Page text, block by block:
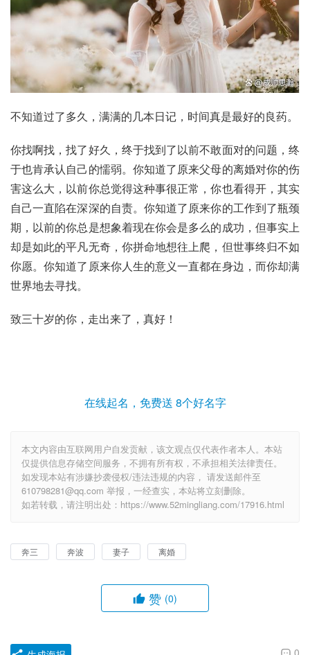
不知道过了多久，满满的几本日记，时间真是最好的良药。
你找啊找，找了好久，终于找到了以前不敢面对的问题，终
于也肯承认自己的懦弱。你知道了原来父母的离婚对你的伤
害这么大，以前你总觉得这种事很正常，你也看得开，其实
自己一直陷在深深的自责。你知道了原来你的工作到了瓶颈
期，以前的你总是想象着现在你会是多么的成功，但事实上
却是如此的平凡无奇，你拼命地想往上爬，但世事终归不如
你愿。你知道了原来你人生的意义一直都在身边，而你却满
世界地去寻找。
致三十岁的你，走出来了，真好！
在线起名，免费送 8个好名字
本文内容由互联网用户自发贡献，该文观点仅代表作者本人。本站
仅提供信息存储空间服务，不拥有所有权，不承担相关法律责任。
如发现本站有涉嫌抄袭侵权/违法违规的内容， 请发送邮件至
610798281@qq.com 举报，一经查实，本站将立刻删除。
如若转载，请注明出处：https://www.52mingliang.com/17916.html
奔三 奔波 妻子 离婚
赞 (0)